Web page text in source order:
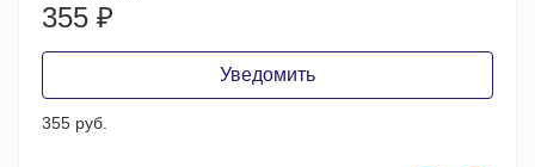
355 ₽
Уведомить
355 руб.